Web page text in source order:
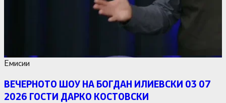
Емисии
ВЕЧЕРНОТО ШОУ НА БОГДАН ИЛИЕВСКИ 03 07
2026 ГОСТИ ДАРКО КОСТОВСКИ